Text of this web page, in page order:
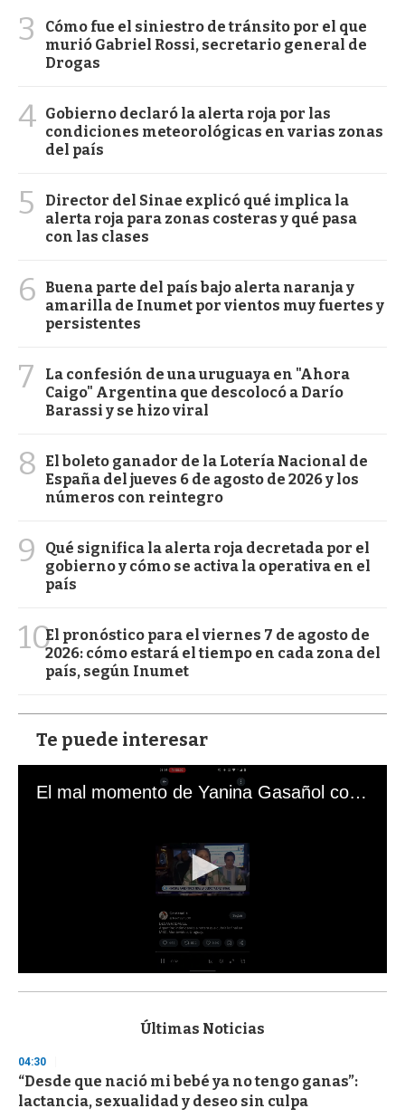
3
Cómo fue el siniestro de tránsito por el que
murió Gabriel Rossi, secretario general de
Drogas
4 Gobierno declaró la alerta roja por las
condiciones meteorológicas en varias zonas
del país
5
Director del Sinae explicó qué implica la
alerta roja para zonas costeras y qué pasa
con las clases
6
Buena parte del país bajo alerta naranja y
amarilla de Inumet por vientos muy fuertes y
persistentes
7
La confesión de una uruguaya en "Ahora
Caigo" Argentina que descolocó a Darío
Barassi y se hizo viral
8
El boleto ganador de la Lotería Nacional de
España del jueves 6 de agosto de 2026 y los
números con reintegro
9
Qué significa la alerta roja decretada por el
gobierno y cómo se activa la operativa en el
país
10El pronóstico para el viernes 7 de agosto de
2026: cómo estará el tiempo en cada zona del
país, según Inumet
Te puede interesar
El mal momento de Yanina Gasañol con un hincha argentino en "Subrayado"
s
d
s
o
f
Últimas Noticias
04:30
“Desde que nació mi bebé ya no tengo ganas”:
lactancia, sexualidad y deseo sin culpa